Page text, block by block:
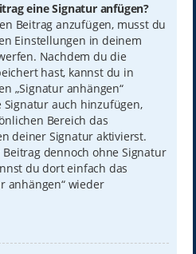
eine Signatur anfügen?
Beitrag anzufügen, musst du
Einstellungen in deinem
Nachdem du die
hast, kannst du in
„Signatur anhängen“
auch hinzufügen,
Bereich das
deiner Signatur aktivierst.
dennoch ohne Signatur
du dort einfach das
anhängen“ wieder